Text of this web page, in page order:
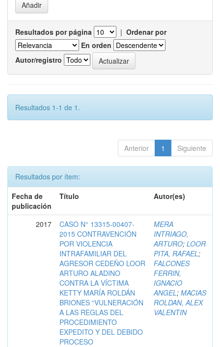
Resultados por página | Ordenar por
En orden
Autor/registro
Resultados 1-1 de 1.
Anterior 1 Siguiente
Resultados por ítem:
Fecha de
publicación
Título Autor(es)
2017
CASO N° 13315-00407-
2015 CONTRAVENCIÓN
POR VIOLENCIA
INTRAFAMILIAR DEL
AGRESOR CEDEÑO LOOR
ARTURO ALADINO
CONTRA LA VÍCTIMA
KETTY MARÍA ROLDÁN
BRIONES “VULNERACIÓN
A LAS REGLAS DEL
PROCEDIMIENTO
EXPEDITO Y DEL DEBIDO
PROCESO
MERA
INTRIAGO,
ARTURO; LOOR
PITA, RAFAEL;
FALCONES
FERRIN,
IGNACIO
ANGEL; MACIAS
ROLDAN, ALEX
VALENTIN